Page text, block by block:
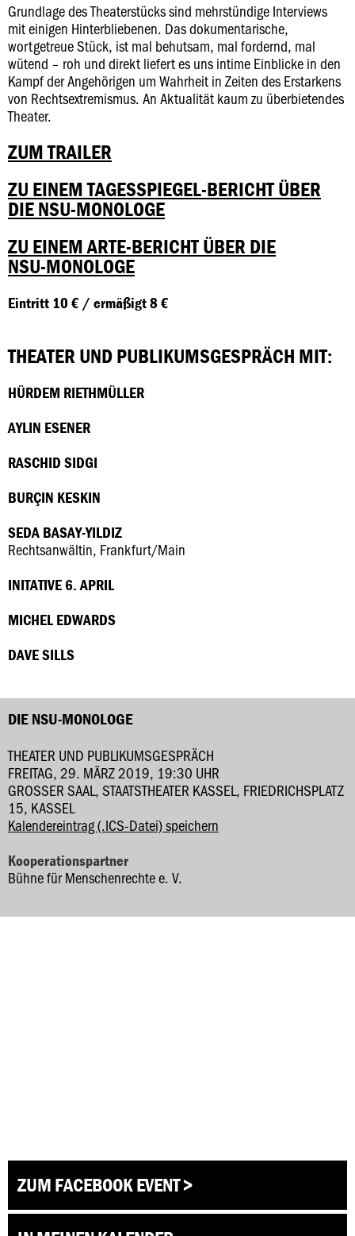
Grundlage des Theaterstücks sind mehrstündige Interviews
mit einigen Hinterbliebenen. Das dokumentarische,
wortgetreue Stück, ist mal behutsam, mal fordernd, mal
wütend – roh und direkt liefert es uns intime Einblicke in den
Kampf der Angehörigen um Wahrheit in Zeiten des Erstarkens
von Rechtsextremismus. An Aktualität kaum zu überbietendes
Theater.
ZUM TRAILER
ZU EINEM TAGESSPIEGEL-BERICHT ÜBER
DIE NSU-MONOLOGE
ZU EINEM ARTE-BERICHT ÜBER DIE
NSU-MONOLOGE
Eintritt 10 € / ermäßigt 8 €
THEATER UND PUBLIKUMSGESPRÄCH MIT:
HÜRDEM RIETHMÜLLER
AYLIN ESENER
RASCHID SIDGI
BURÇIN KESKIN
SEDA BASAY-YILDIZ
Rechtsanwältin, Frankfurt/Main
INITATIVE 6. APRIL
MICHEL EDWARDS
DAVE SILLS
DIE NSU-MONOLOGE
THEATER UND PUBLIKUMSGESPRÄCH
FREITAG, 29. MÄRZ 2019, 19:30 UHR
GROSSER SAAL, STAATSTHEATER KASSEL, FRIEDRICHSPLATZ 1
5, KASSEL
Kalendereintrag (.ICS-Datei) speichern
Kooperationspartner
Bühne für Menschenrechte e. V.
ZUM FACEBOOK EVENT >